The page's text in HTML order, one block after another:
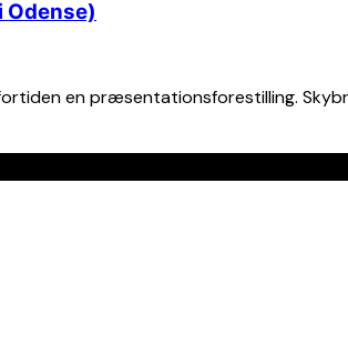
Odense)
en præsentationsforestilling.